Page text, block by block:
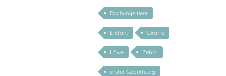
Dschungeltiere
Elefant Giraffe
Löwe Zebra
erster Geburtstag